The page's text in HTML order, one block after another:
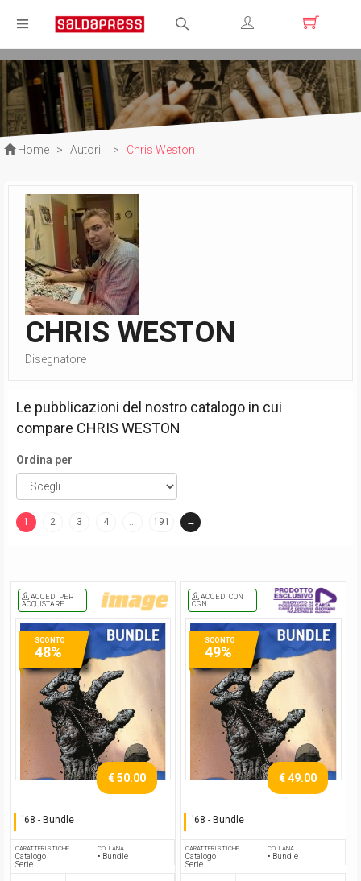
Registrati
Login
Home > Autori > Chris Weston
CHRIS WESTON
Disegnatore
Le pubblicazioni del nostro catalogo in cui
compare CHRIS WESTON
Ordina per
1
2 3 4 … 191 →
ACCEDI PER
ACQUISTARE
'68 - Bundle
€ 50.00
CARATTERISTICHE
Catalogo
Serie
COLLANA
• Bundle
SCONTO
48%
ACCEDI CON
CGN
'68 - Bundle
€ 49.00
CARATTERISTICHE
Catalogo
Serie
COLLANA
• Bundle
SCONTO
49%